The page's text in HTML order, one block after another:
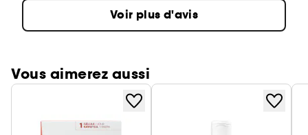
Voir plus d'avis
Vous aimerez aussi